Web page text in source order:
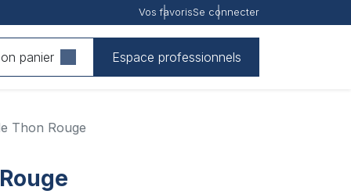
Vos favorisSe connecter
panier Espace professionnels
Thon Rouge